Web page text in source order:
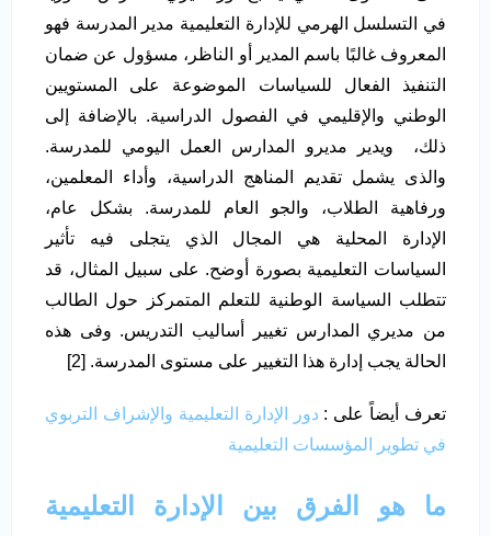
في التسلسل الهرمي للإدارة التعليمية مدير المدرسة فهو
المعروف غالبًا باسم المدير أو الناظر، مسؤول عن ضمان
التنفيذ الفعال للسياسات الموضوعة على المستويين
الوطني والإقليمي في الفصول الدراسية. بالإضافة إلى
ذلك، ويدير مديرو المدارس العمل اليومي للمدرسة.
والذى يشمل تقديم المناهج الدراسية، وأداء المعلمين،
ورفاهية الطلاب، والجو العام للمدرسة. بشكل عام،
الإدارة المحلية هي المجال الذي يتجلى فيه تأثير
السياسات التعليمية بصورة أوضح. على سبيل المثال، قد
تتطلب السياسة الوطنية للتعلم المتمركز حول الطالب
من مديري المدارس تغيير أساليب التدريس. وفى هذه
الحالة يجب إدارة هذا التغيير على مستوى المدرسة. [2]
تعرف أيضاً على : دور الإدارة التعليمية والإشراف التربوي
في تطوير المؤسسات التعليمية
ما هو الفرق بين الإدارة التعليمية